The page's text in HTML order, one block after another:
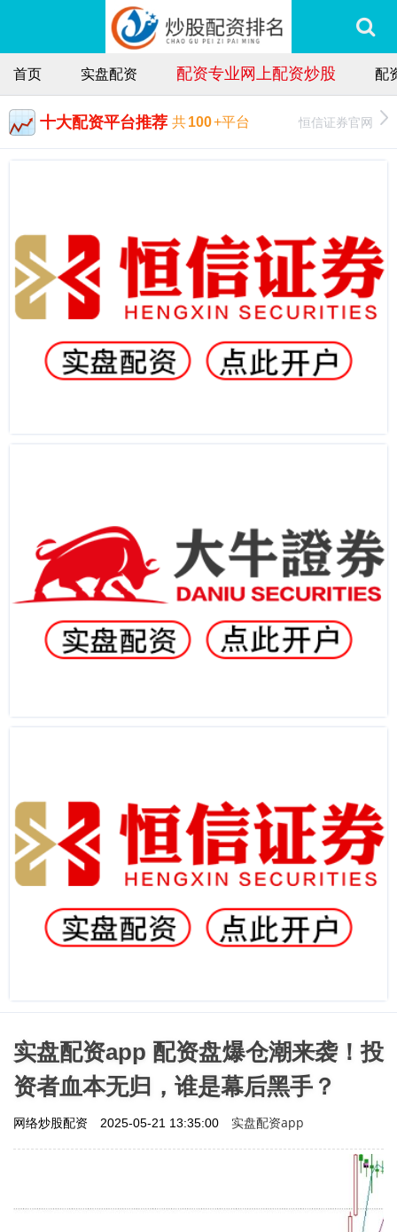
首页 实盘配资 配资专业网上配资炒股 配
十大配资平台推荐 共100+平台 恒信证券官网
实盘配资app 配资盘爆仓潮来袭！投
资者血本无归，谁是幕后黑手？
网络炒股配资 2025-05-21 13:35:00 实盘配资app